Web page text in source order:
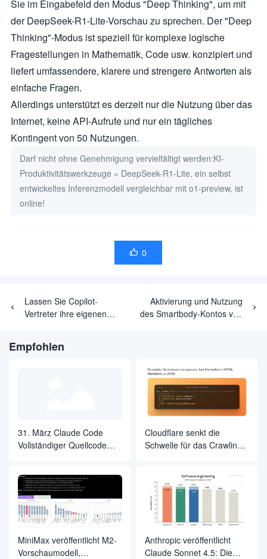
Sie im Eingabefeld den Modus "Deep Thinking", um mit
der DeepSeek-R1-Lite-Vorschau zu sprechen. Der "Deep
Thinking"-Modus ist speziell für komplexe logische
Fragestellungen in Mathematik, Code usw. konzipiert und
liefert umfassendere, klarere und strengere Antworten als
einfache Fragen.
Allerdings unterstützt es derzeit nur die Nutzung über das
Internet, keine API-Aufrufe und nur ein tägliches
Kontingent von 50 Nutzungen.
Darf nicht ohne Genehmigung vervielfältigt werden:KI-
Produktivitätswerkzeuge » DeepSeek-R1-Lite, ein selbst
entwickeltes Inferenzmodell vergleichbar mit o1-preview, ist
online!
 0
Lassen Sie Copilot-
Vertreter ihre eigenen
Whitepapers werden mit
Aktivierung und Nutzung
des Smartbody-Kontos von
Empfohlen
31. März Claude Code
Vollständiger Quellcode
heruntergeladen
Cloudflare senkt die
Schwelle für das Crawling
Null
MiniMax veröffentlicht M2-
Vorschaumodell,
Anthropic veröffentlicht
Claude Sonnet 4.5: Die